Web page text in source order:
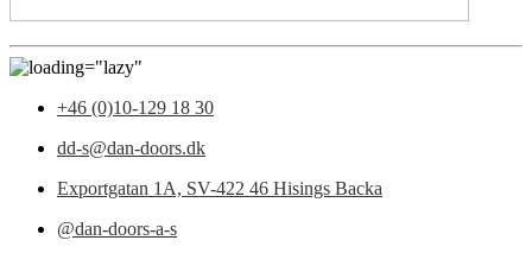
+46 (0)10-129 18 30
dd-s@dan-doors.dk
Exportgatan 1A, SV-422 46 Hisings Backa
@dan-doors-a-s